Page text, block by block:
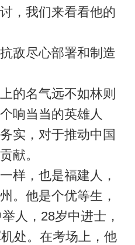
，我们来看看他的
尽心部署和制造
名气远不如林则
响当当的英雄人
实，对于推动中国
献。
，也是福建人，
。他是个优等生，
人，28岁中进士，
处。在考场上，他